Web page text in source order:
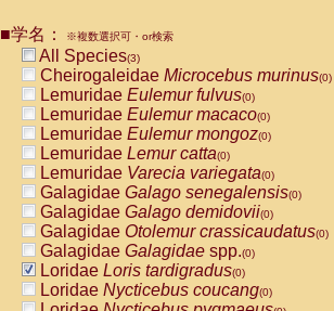
■学名： ※複数選択可・or検索
All Species(3)
Cheirogaleidae Microcebus murinus(0)
Lemuridae Eulemur fulvus(0)
Lemuridae Eulemur macaco(0)
Lemuridae Eulemur mongoz(0)
Lemuridae Lemur catta(0)
Lemuridae Varecia variegata(0)
Galagidae Galago senegalensis(0)
Galagidae Galago demidovii(0)
Galagidae Otolemur crassicaudatus(0)
Galagidae Galagidae spp.(0)
Loridae Loris tardigradus(0)
Loridae Nycticebus coucang(0)